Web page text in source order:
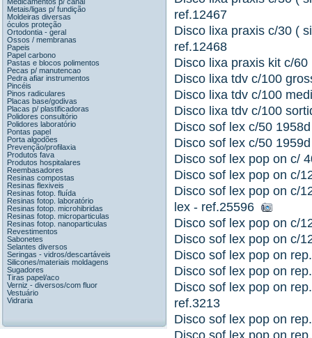
Metais/ligas p/ fundição
Moldeiras diversas
óculos proteção
Ortodontia - geral
Ossos / membranas
Papeis
Papel carbono
Pastas e blocos polimentos
Pecas p/ manutencao
Pedra afiar instrumentos
Pincéis
Pinos radiculares
Placas base/godivas
Placas p/ plastificadoras
Polidores consultório
Polidores laboratório
Pontas papel
Porta algodões
Prevenção/profilaxia
Produtos fava
Produtos hospitalares
Reembasadores
Resinas compostas
Resinas flexiveis
Resinas fotop. fluída
Resinas fotop. laboratório
Resinas fotop. microhibridas
Resinas fotop. microparticulas
Resinas fotop. nanoparticulas
Revestimentos
Sabonetes
Selantes diversos
Seringas - vidros/descartáveis
Silicones/materiais moldagens
Sugadores
Tiras papel/aco
Verniz - diversos/com fluor
Vestuário
Vidraria
ref.12467
Disco lixa praxis c/30 (
ref.12468
Disco lixa praxis kit c/
Disco lixa tdv c/100
Disco lixa tdv c/100
Disco lixa tdv c/100
Disco sof lex c/50
Disco sof lex c/50
Disco sof lex pop on c/
Disco sof lex pop on c/
Disco sof lex pop on c/
lex - ref.25596
Disco sof lex pop on c/
Disco sof lex pop on c/
Disco sof lex pop on
Disco sof lex pop on
Disco sof lex pop on
ref.3213
Disco sof lex pop on
Disco sof lex pop on